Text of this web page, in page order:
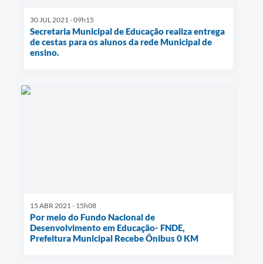
30 JUL 2021 - 09h15
Secretaria Municipal de Educação realiza entrega
de cestas para os alunos da rede Municipal de
ensino.
15 ABR 2021 - 15h08
Por meio do Fundo Nacional de
Desenvolvimento em Educação- FNDE,
Prefeitura Municipal Recebe Ônibus 0 KM